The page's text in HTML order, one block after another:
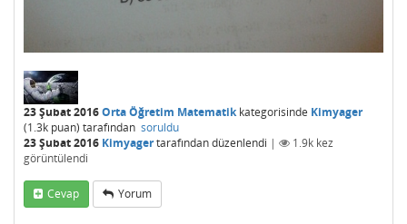
23 Şubat 2016Orta Öğretim Matematikkategorisinde Kimyager
(1.3k puan) tarafından soruldu
23 Şubat 2016 Kimyagertarafındandüzenlendi | 1.9k kez
görüntülendi
Cevap Yorum